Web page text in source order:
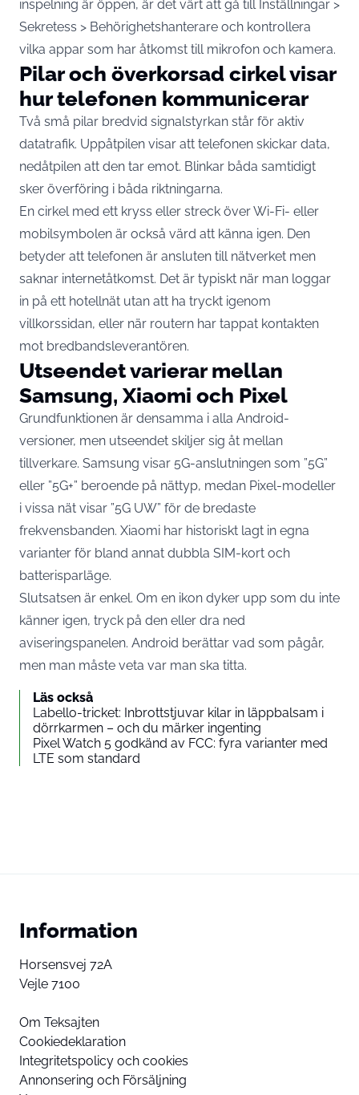
inspelning är öppen, är det värt att gå till Inställningar >
Sekretess > Behörighetshanterare och kontrollera
vilka appar som har åtkomst till mikrofon och kamera.
Pilar och överkorsad cirkel visar
hur telefonen kommunicerar
Två små pilar bredvid signalstyrkan står för aktiv
datatrafik. Uppåtpilen visar att telefonen skickar data,
nedåtpilen att den tar emot. Blinkar båda samtidigt
sker överföring i båda riktningarna.
En cirkel med ett kryss eller streck över Wi-Fi- eller
mobilsymbolen är också värd att känna igen. Den
betyder att telefonen är ansluten till nätverket men
saknar internetåtkomst. Det är typiskt när man loggar
in på ett hotellnät utan att ha tryckt igenom
villkorssidan, eller när routern har tappat kontakten
mot bredbandsleverantören.
Utseendet varierar mellan
Samsung, Xiaomi och Pixel
Grundfunktionen är densamma i alla Android-
versioner, men utseendet skiljer sig åt mellan
tillverkare. Samsung visar 5G-anslutningen som ”5G”
eller ”5G+” beroende på nättyp, medan Pixel-modeller
i vissa nät visar ”5G UW” för de bredaste
frekvensbanden. Xiaomi har historiskt lagt in egna
varianter för bland annat dubbla SIM-kort och
batterisparläge.
Slutsatsen är enkel. Om en ikon dyker upp som du inte
känner igen, tryck på den eller dra ned
aviseringspanelen. Android berättar vad som pågår,
men man måste veta var man ska titta.
Läs också
Labello-tricket: Inbrottstjuvar kilar in läppbalsam i
dörrkarmen – och du märker ingenting
Pixel Watch 5 godkänd av FCC: fyra varianter med
LTE som standard
Information
Horsensvej 72A
Vejle 7100
Om Teksajten
Cookiedeklaration
Integritetspolicy och cookies
Annonsering och Försäljning